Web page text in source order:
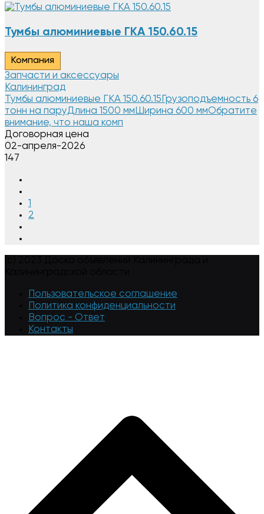
Тумбы алюминиевые ГКА 150.60.15
Компания
Запчасти и аксессуары
Калининград
Тумбы алюминиевые ГКА 150.60.15Грузоподъемность 6
тонн на паруДлина 1500 ммШирина 600 ммОбратите
внимание, что наша комп
Договорная цена
02-апреля-2026
147
1
2
Пользовательское соглашение
Политика конфиденциальности
Вопрос - Ответ
Контакты